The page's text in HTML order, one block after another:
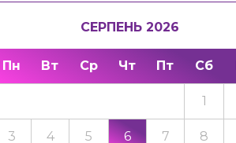
СЕРПЕНЬ 2026
Пн Вт Ср Чт Пт Сб
1
3 4 5 6 7 8